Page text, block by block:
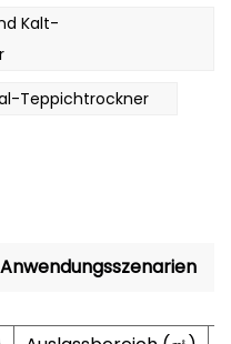
Teppichtrockner
und dennoch
gewährleistet die
auch auf die
effektiv abzuleiten
einstellbare
Kalt-
Teppichtrockner
Anwendungsszenarien